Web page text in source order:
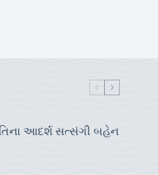
આદર્શ સત્સંગી બહેન